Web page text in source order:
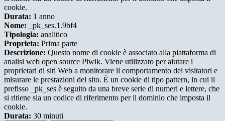
cookie.
Durata: 1 anno
Nome: _pk_ses.1.9bf4
Tipologia: analitico
Proprieta: Prima parte
Descrizione: Questo nome di cookie è associato alla piattaforma di
analisi web open source Piwik. Viene utilizzato per aiutare i
proprietari di siti Web a monitorare il comportamento dei visitatori e
misurare le prestazioni del sito. È un cookie di tipo pattern, in cui il
prefisso _pk_ses è seguito da una breve serie di numeri e lettere, che
si ritiene sia un codice di riferimento per il dominio che imposta il
cookie.
Durata: 30 minuti